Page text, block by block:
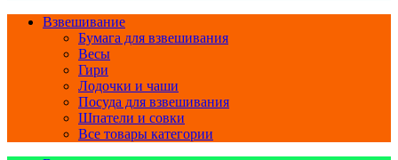
Взвешивание
Бумага для взвешивания
Весы
Гири
Лодочки и чаши
Посуда для взвешивания
Шпатели и совки
Все товары категории